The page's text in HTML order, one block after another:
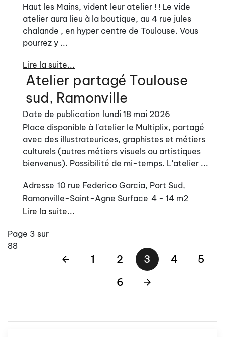
Haut les Mains, vident leur atelier ! ! Le vide
atelier aura lieu à la boutique, au 4 rue jules
chalande , en hyper centre de Toulouse. Vous
pourrez y ...
Lire la suite...
Atelier partagé Toulouse
sud, Ramonville
Date de publication lundi 18 mai 2026
Place disponible à l'atelier le Multiplix, partagé
avec des illustrateurices, graphistes et métiers
culturels (autres métiers visuels ou artistiques
bienvenus). Possibilité de mi-temps. L'atelier ...
Adresse 10 rue Federico Garcia, Port Sud,
Ramonville-Saint-Agne Surface 4 - 14 m2
Lire la suite...
Page 3 sur
88
1 2 3 4
5
6